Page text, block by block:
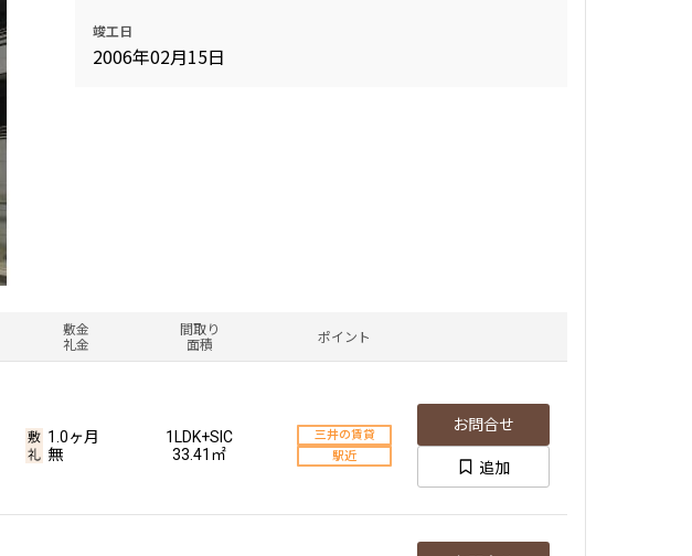
竣工日
2006年02月15日
敷金
礼金
間取り
面積
ポイント
1.0ヶ月
無
1LDK+SIC
33.41㎡
三井の賃貸
駅近
お問合せ
追加